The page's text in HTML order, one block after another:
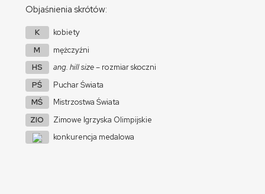
Objaśnienia skrótów:
K
kobiety
M
mężczyźni
HS
ang. hill size– rozmiar skoczni
PŚ
Puchar Świata
MŚ
Mistrzostwa Świata
ZIO
Zimowe Igrzyska Olimpijskie
konkurencja medalowa